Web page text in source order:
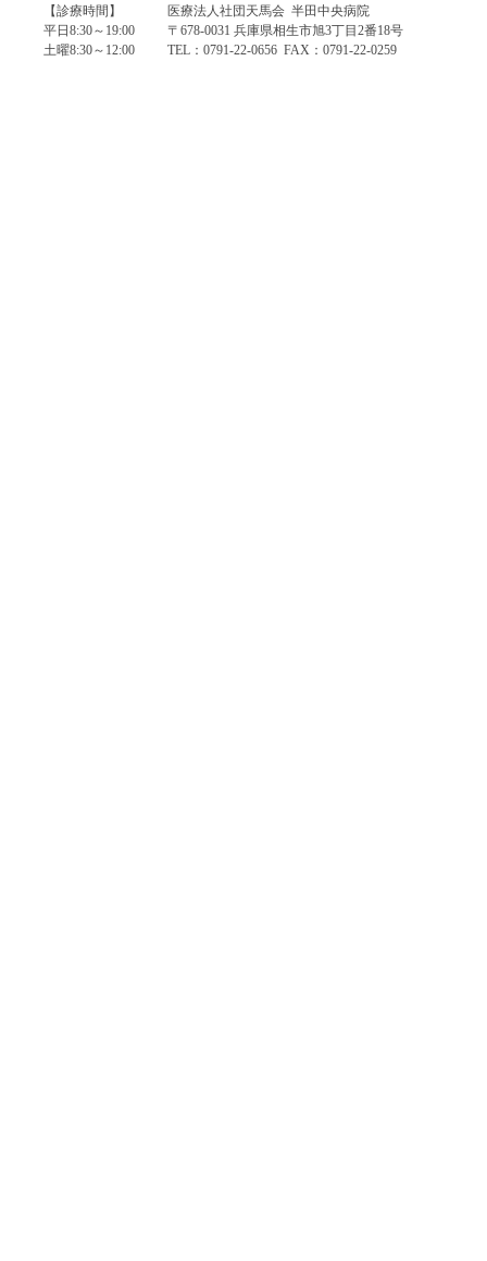
【診療時間】
平日8:30～19:00
土曜8:30～12:00
医療法人社団天馬会 半田中央病院
〒678-0031 兵庫県相生市旭3丁目2番18号
TEL：0791-22-0656 FAX：0791-22-0259